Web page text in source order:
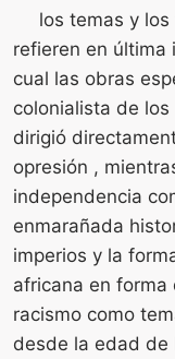
los temas y
refieren en última
cual las obras
colonialista de
dirigió
opresión ,
independencia
enmarañada
imperios y la
africana en forma
racismo como
desde la edad de